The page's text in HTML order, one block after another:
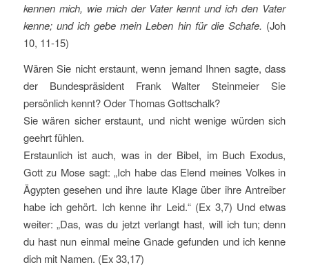
kennen mich, wie mich der Vater kennt und ich den Vater
kenne; und ich gebe mein Leben hin für die Schafe. (Joh
10, 11-15)
Wären Sie nicht erstaunt, wenn jemand Ihnen sagte, dass
der Bundespräsident Frank Walter Steinmeier Sie
persönlich kennt? Oder Thomas Gottschalk?
Sie wären sicher erstaunt, und nicht wenige würden sich
geehrt fühlen.
Erstaunlich ist auch, was in der Bibel, im Buch Exodus,
Gott zu Mose sagt: „Ich habe das Elend meines Volkes in
Ägypten gesehen und ihre laute Klage über ihre Antreiber
habe ich gehört. Ich kenne ihr Leid.“ (Ex 3,7) Und etwas
weiter: „Das, was du jetzt verlangt hast, will ich tun; denn
du hast nun einmal meine Gnade gefunden und ich kenne
dich mit Namen. (Ex 33,17)